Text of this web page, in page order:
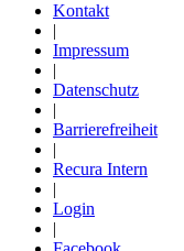
Kontakt
Impressum
Datenschutz
Barrierefreiheit
Recura Intern
Login